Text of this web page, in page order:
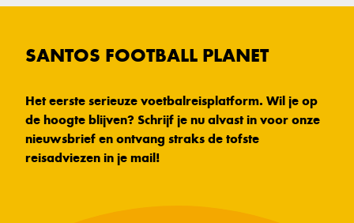
SANTOS FOOTBALL PLANET
Het eerste serieuze voetbalreisplatform. Wil je op
de hoogte blijven? Schrijf je nu alvast in voor onze
nieuwsbrief en ontvang straks de tofste
reisadviezen in je mail!